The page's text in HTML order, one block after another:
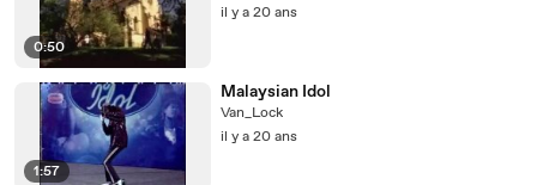
0:50
il y a 20 ans
1:57
Malaysian Idol
Van_Lock
il y a 20 ans